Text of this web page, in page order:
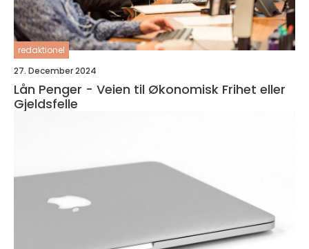
redaktionel
27. December 2024
Lån Penger - Veien til Økonomisk Frihet eller
Gjeldsfelle